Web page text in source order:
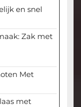
en snel
Zak met
Met
met